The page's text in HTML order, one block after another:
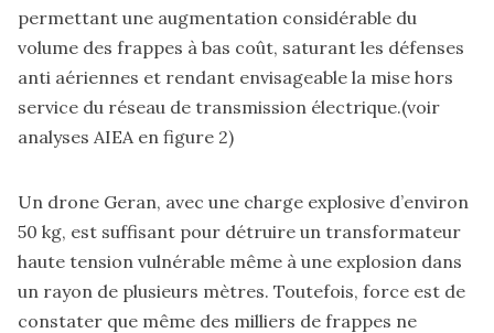
permettant une augmentation considérable du
volume des frappes à bas coût, saturant les défenses
anti aériennes et rendant envisageable la mise hors
service du réseau de transmission électrique.(voir
analyses AIEA en figure 2)
Un drone Geran, avec une charge explosive d’environ
50 kg, est suffisant pour détruire un transformateur
haute tension vulnérable même à une explosion dans
un rayon de plusieurs mètres. Toutefois, force est de
constater que même des milliers de frappes ne